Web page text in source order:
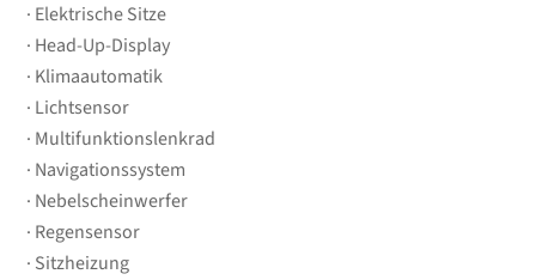
Elektrische Sitze
Head-Up-Display
Klimaautomatik
Lichtsensor
Multifunktionslenkrad
Navigationssystem
Nebelscheinwerfer
Regensensor
Sitzheizung